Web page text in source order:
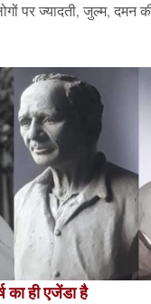
पर ज्यादती, जुल्म, दमन
का ही एजेंडा है